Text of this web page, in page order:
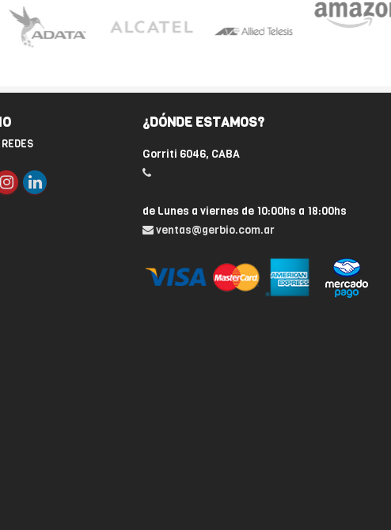
¿DÓNDE ESTAMOS?
Gorriti 6046, CABA
de Lunes a viernes de 10:00hs a 18:00hs
ventas@gerbio.com.ar